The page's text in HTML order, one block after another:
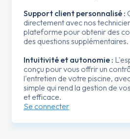
Support client personnalisé :
directement avec nos
plateforme pour obtenir des
des questions supplémentaires.
Intuitivité et autonomie :
conçu pour vous offrir un
l'entretien de votre piscine,
simple qui rend la gestion de
et efficace.
Se connecter